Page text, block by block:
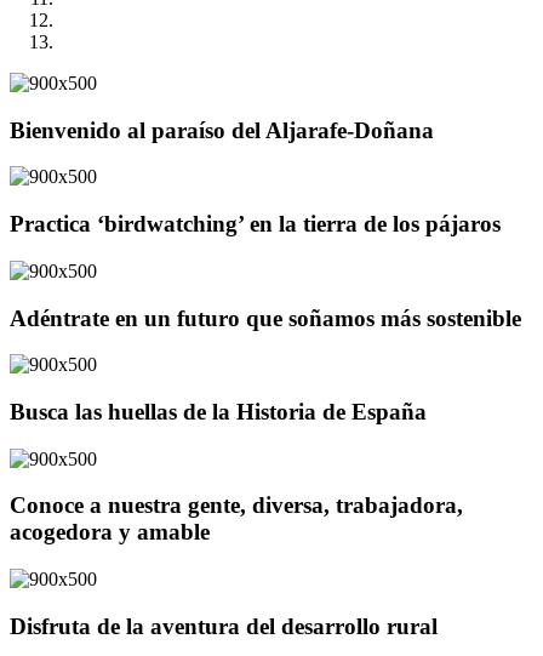
Bienvenido al paraíso del Aljarafe-Doñana
Practica ‘birdwatching’ en la tierra de los pájaros
Adéntrate en un futuro que soñamos más sostenible
Busca las huellas de la Historia de España
Conoce a nuestra gente, diversa, trabajadora,
acogedora y amable
Disfruta de la aventura del desarrollo rural